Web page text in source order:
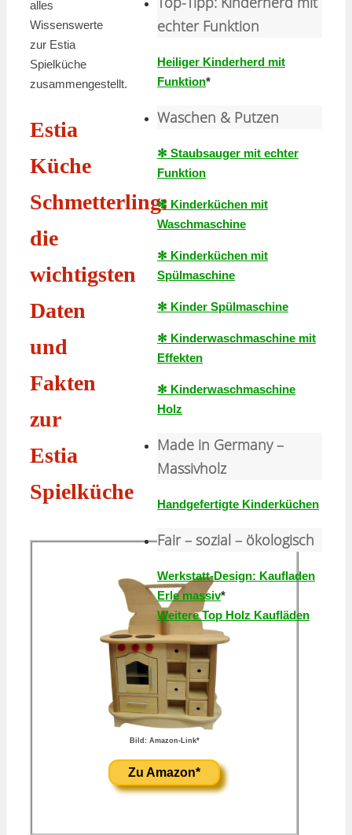
alles
Wissenswerte
zur Estia
Spielküche
zusammengestellt.
Estia
Küche
Schmetterling:
die
wichtigsten
Daten
und
Fakten
zur
Estia
Spielküche
Bild: Amazon-Link*
Zu Amazon*
echter Funktion
Heiliger Kinderherd mit
Funktion*
Waschen & Putzen
✻ Staubsauger mit echter
Funktion
✻ Kinderküchen mit
Waschmaschine
✻ Kinderküchen mit
Spülmaschine
✻ Kinder Spülmaschine
✻ Kinderwaschmaschine mit
Effekten
✻ Kinderwaschmaschine
Holz
Made in Germany –
Massivholz
Handgefertigte Kinderküchen
Fair – sozial – ökologisch
Werkstatt-Design: Kaufladen
Erle massiv*
Weitere Top Holz Kaufläden